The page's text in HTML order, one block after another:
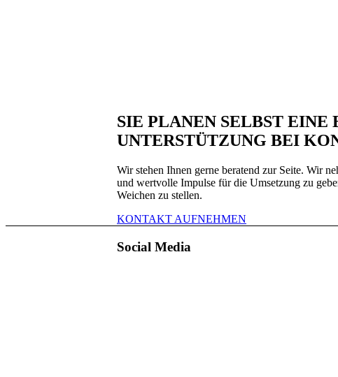
SIE PLANEN SELBST
UNTERSTÜTZUNG BEI
Wir stehen Ihnen gerne beratend zur Seite. Wir
und wertvolle Impulse für die Umsetzung zu
Weichen zu stellen.
KONTAKT AUFNEHMEN
Social Media